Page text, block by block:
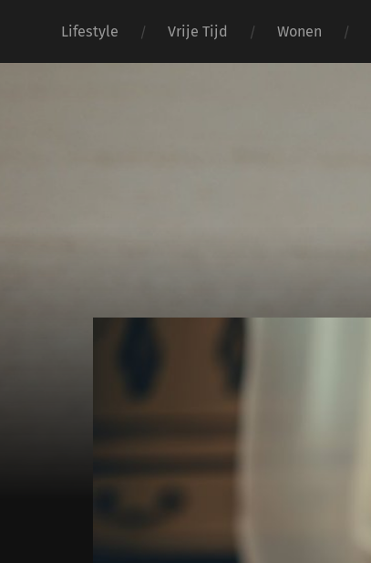
Lifestyle Vrije Tijd Wonen